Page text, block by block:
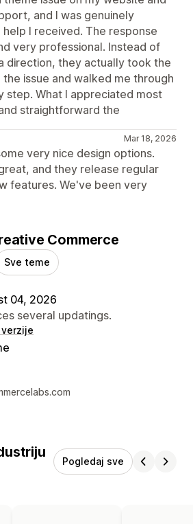
and I was genuinely
I received. The response
very professional. Instead of
direction, they actually took the
issue and walked me through
step. What I appreciated most
straightforward the
Mar 18, 2026
very nice design options.
and they release regular
features. We've been very
Commerce
Sve teme
04, 2026
several updatings.
verzije
Pogledaj sve